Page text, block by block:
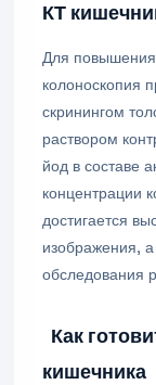
КТ
Для повышения
колоноскопия
скринингом
раствором
йод в составе
концентрации
достигается
изображения,
обследования
Как
кишечника